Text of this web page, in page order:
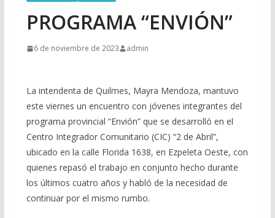
PROGRAMA “ENVIÓN”
6 de noviembre de 2023 admin
La intendenta de Quilmes, Mayra Mendoza, mantuvo
este viernes un encuentro con jóvenes integrantes del
programa provincial “Envión” que se desarrolló en el
Centro Integrador Comunitario (CIC) “2 de Abril”,
ubicado en la calle Florida 1638, en Ezpeleta Oeste, con
quienes repasó el trabajo en conjunto hecho durante
los últimos cuatro años y habló de la necesidad de
continuar por el mismo rumbo.